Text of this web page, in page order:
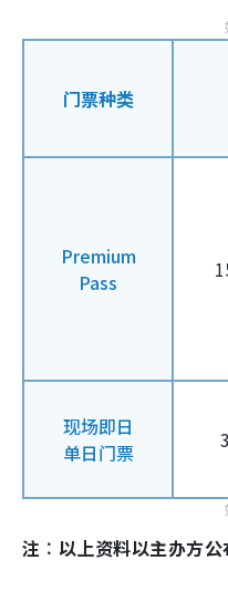
门票种类
Premium
Pass
现场即日
单日门票
注︰以上资料以主办方公